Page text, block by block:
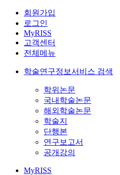
회원가입
로그인
MyRISS
고객센터
전체메뉴
학술연구정보서비스 검색
학위논문
국내학술논문
해외학술논문
학술지
단행본
연구보고서
공개강의
MyRISS